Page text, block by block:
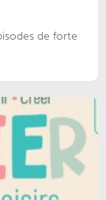
de forte